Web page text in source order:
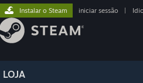
LOJA
Instalar o Steam iniciar sessão